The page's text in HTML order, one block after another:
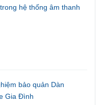
hệ thống âm thanh
bảo quản Dàn
Gia Đình